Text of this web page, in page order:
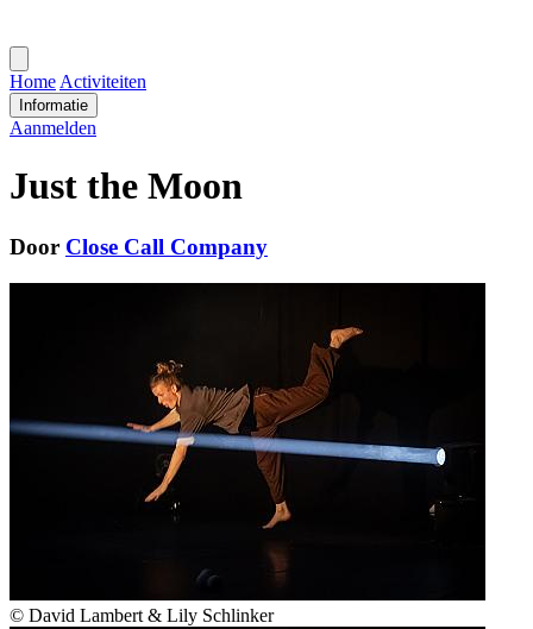
menu
Home Activiteiten
Informatie
Aanmelden
Just the Moon
Door Close Call Company
© David Lambert & Lily Schlinker